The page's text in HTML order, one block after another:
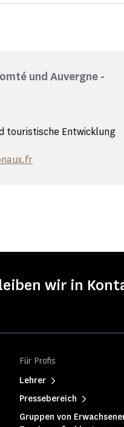
und Auvergne -
touristische Entwicklung
wir in
Für Profis
Lehrer
Pressebereich
Gruppen von